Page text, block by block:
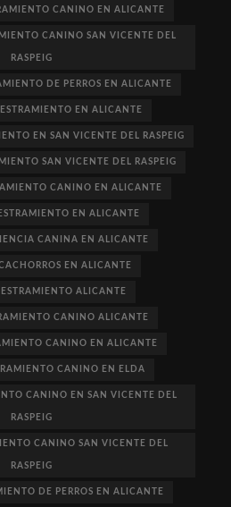
CANINO EN ALICANTE
CANINO SAN VICENTE DEL
RASPEIG
DE PERROS EN ALICANTE
EN ALICANTE
EN SAN VICENTE DEL RASPEIG
SAN VICENTE DEL RASPEIG
CANINO EN ALICANTE
EN ALICANTE
CANINA EN ALICANTE
EN ALICANTE
ALICANTE
CANINO ALICANTE
CANINO EN ALICANTE
CANINO EN ELDA
CANINO EN SAN VICENTE DEL
RASPEIG
CANINO SAN VICENTE DEL
RASPEIG
DE PERROS EN ALICANTE